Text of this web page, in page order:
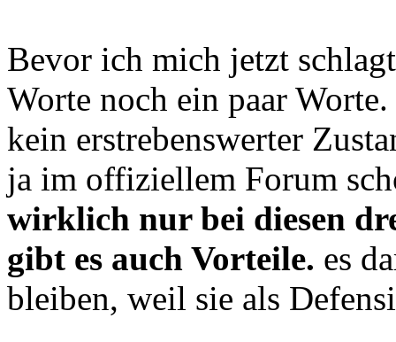
Bevor ich mich jetzt
Worte noch ein paar
kein erstrebenswerter
ja im offiziellem Forum
wirklich nur bei diesen
gibt es auch Vorteile. es
bleiben, weil sie als